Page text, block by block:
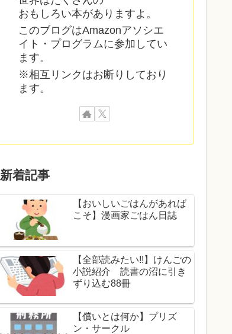
おもしろい本がありますよ。
このブログはAmazonアソシエ
イト・プログラムに参加してい
ます。
※相互リンクはお断りしており
ます。
新着記事
【おいしいごはんがあれば
こそ】漫画家ごはん日誌
【全部読みたい!!】けんごの
小説紹介 読書の沼に引き
ずり込む88冊
【償いとは何か】プリズ
ン・サークル